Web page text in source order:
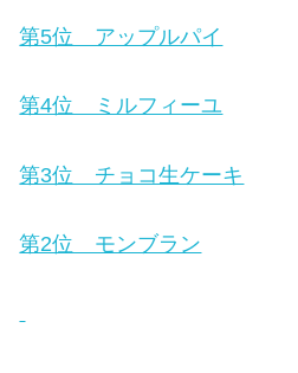
第5位 アップルパイ
第4位 ミルフィーユ
第3位 チョコ生ケーキ
第2位 モンブラン